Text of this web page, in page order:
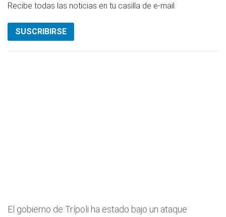
Recibe todas las noticias en tu casilla de e-mail.
SUSCRIBIRSE
El gobierno de Trípoli ha estado bajo un ataque